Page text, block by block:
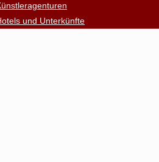
und Unterkünfte